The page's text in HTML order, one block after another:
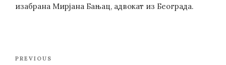
изабрана Мирјана Бањац, адвокат из Београда.
Previous
PREVIOUS